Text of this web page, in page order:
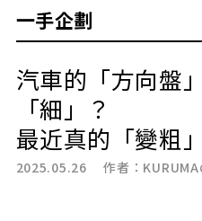
一手企劃
汽車的「方向盤
「細」？
最近真的「變粗
2025.05.26 作者：